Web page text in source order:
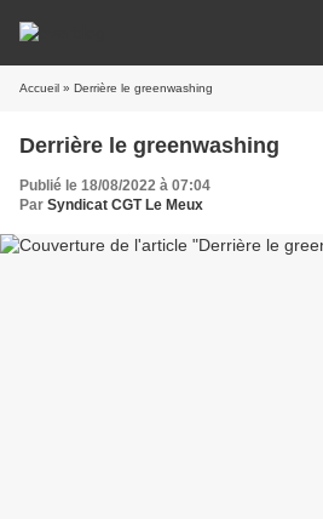
Accueil » Derrière le greenwashing
Derrière le greenwashing
Publié le 18/08/2022 à 07:04
Par Syndicat CGT Le Meux